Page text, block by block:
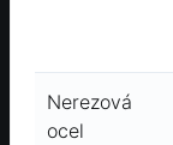
Nerezová
ocel